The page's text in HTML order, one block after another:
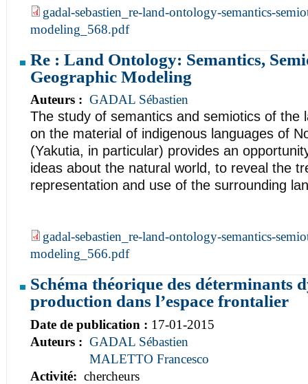
gadal-sebastien_re-land-ontology-semantics-
modeling_568.pdf
Re : Land Ontology: Semantics,
Geographic Modeling
Auteurs : GADAL Sébastien
The study of semantics and semiotics of the
on the material of indigenous languages of
(Yakutia, in particular) provides an
ideas about the natural world, to reveal the
representation and use of the surrounding
gadal-sebastien_re-land-ontology-semantics-
modeling_566.pdf
Schéma théorique des déterminants
production dans l’espace frontalier
Date de publication : 17-01-2015
Auteurs : GADAL Sébastien
MALETTO Francesco
Activité: chercheurs